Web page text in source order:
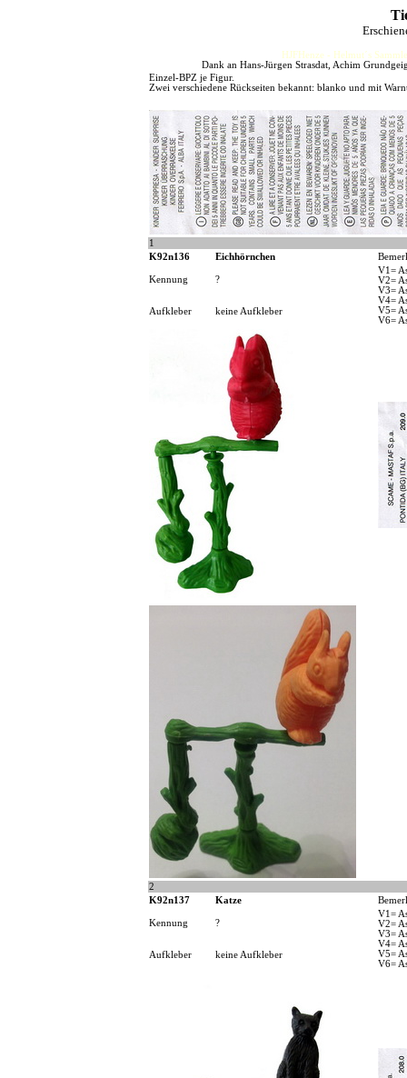
HJFHenze - Helmut´s
Dank an Hans-Jürgen Strasdat, Achim
Einzel-BPZ je Figur.
Zwei verschiedene Rückseiten bekannt: blanko und mit
1
K92n136
Eichhörnchen
Kennung ?
V1=
V2=
V3=
V4=
V5=
V6=
Aufkleber keine Aufkleber
2
K92n137
Katze
Kennung ?
V1=
V2=
V3=
V4=
V5=
V6=
Aufkleber keine Aufkleber